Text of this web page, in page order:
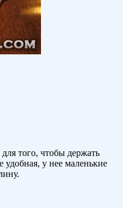
того, чтобы держать
у нее маленькие